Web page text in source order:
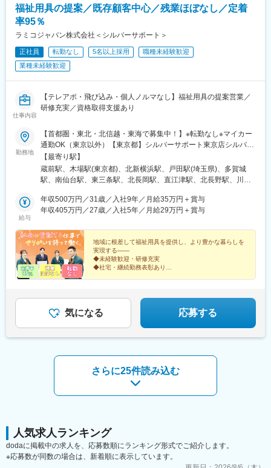
■当社の特徴
デンツプライシロナは消耗品から装置、テクノロジー、専門製品
まで幅広い製品ブランドを保有しています。
の様々な課題に対するソリューションや提案が可能です。
売上目標（売上金額、数量等）の達成
歯科医師、歯科技工士などを対象とする製品説明会、勉強会の開
催
３．市場・顧客情報の収集と共有
担当地域の市場動向、病院・クリニックの情報、顧客ニーズの収
集
医院・医師情報の管理・更新
クレーム発生時の一次対応および関係部門への共有
【働き方・社内連携】
上司への報告・相談を行いながら、裁量をもって活動
日報・週報、顧客情報の登録・管理
会社から、社用車を貸与
【学習・成長環境】
医療・歯科分野未経験の方でも、段階的に専門知識を習得可能
ノーベルバイオケアはインプラントを用いた革新的な歯科修復ソ
リューションの分野における世界的なリーディング・カンパニー
です。
歯科医療の専業会社エンビスタ・ホールディングス・コーポレー
（イメージング製品のDEXIS、歯科材料のKerr、歯科矯正用製品
のOrmco）とも連携しながら、高品質で革新的な製品を提供し、
歯科専門職のパートナーとして、その先にいらっしゃる患者さま
管理、診療計画まで、デジタルワークフローをグループで完結で
きることが強みです。
変更の範囲：会社の定める業務
福祉用具の提案／既存顧客中心／残業ほぼなし／定着
率95％
ラミコジャパン株式会社＜シルバーサポート＞
正社員 転勤なし 5名以上採用
職種未経験歓迎
業種未経験歓迎
仕事内容
【テレアポ・飛び込み・個人ノルマなし】福祉用具の提案営業／
研修充実／資格取得支援あり
勤務地
【首都圏・東北・北信越・東海で募集中！】※転勤なし※マイカー
通勤OK（東京以外）【東京都】シルバーサポート東京店シルバー
サポート江東店【神奈川県】シルバーサポート横浜店【埼玉県】
シルバーサポート戸田店【宮城県】シルバーサポート仙台店シル
バーサポート仙台南店【新潟県】シルバーサポート三条店シルバ
ポート長野店【三重県】シルバーサポート三重中央店※受動喫煙対
策：敷地内喫煙可能場所あり（拠点に応じて変更あり）
【最寄り駅】
蔵前駅、木場駅(東京都)、北新横浜駅、戸田駅(埼玉県)、多賀城
駅、南仙台駅、東三条駅、北長岡駅、直江津駅、北長野駅、川原
給与
年収500万円／31歳／入社9年／月給35万円＋賞与
年収405万円／27歳／入社5年／月給29万円＋賞与
地域に根差して福祉用具を提供し、より豊かな暮らしを
実現する――
◆未経験歓迎・研修充実
◆社宅・継続勤務表彰あり
◆17時半定時・残業ほぼなし
気になる 応募する
さらに25件読み込む
人気求人ランキング
dodaに掲載中の求人を、応募数順にランキング形式でご紹介します。
※応募数が同数の場合は、新着順に表示しています。